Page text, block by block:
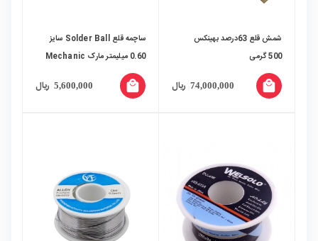
شمش قلع 63درصد بهینکس
500 گرمی
74,000,000 ریال local_mall
ساچمه قلع Solder Ball سایز
0.60 میلیمتر مارک Mechanic
5,600,000 ریال local_mall